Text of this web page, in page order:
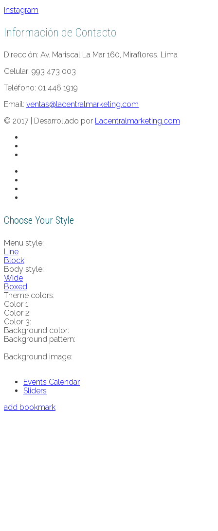
Instagram
Información de Contacto
Dirección: Av. Mariscal La Mar 160, Miraflores, Lima
Celular: 993 473 003
Teléfono: 01 446 1919
Email: ventas@lacentralmarketing.com
© 2017 | Desarrollado por Lacentralmarketing.com
Choose Your Style
Menu style:
Line
Block
Body style:
Wide
Boxed
Theme colors:
Color 1:
Color 2:
Color 3:
Background color:
Background pattern:
Background image:
Events Calendar
Sliders
add bookmark